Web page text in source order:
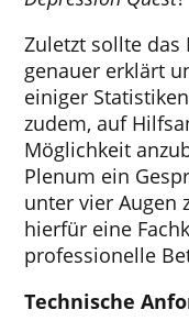
Zuletzt sollte
genauer erklärt
einiger
zudem, auf
Möglichkeit
Plenum ein
unter vier Augen
hierfür eine
professionelle
Technische